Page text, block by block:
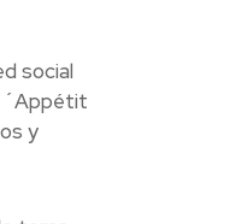
social
´Appétit
y